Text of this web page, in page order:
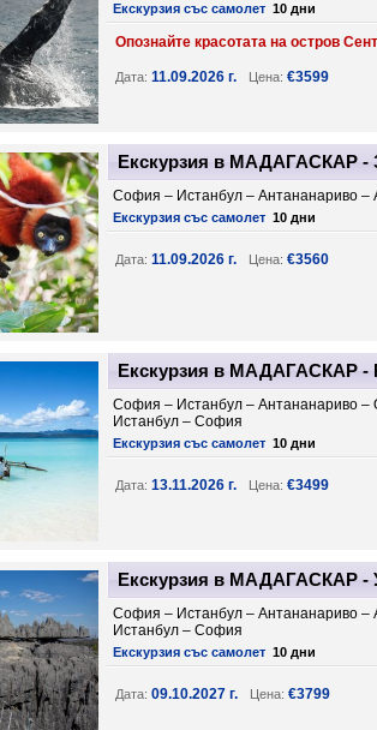
Екскурзия със самолет 10 дни
Опознайте красотата на остров Сент
Дата: 11.09.2026 г. Цена: €3599
Екскурзия в МАДАГАСКАР -
София – Истанбул – Антананариво
Екскурзия със самолет 10 дни
Дата: 11.09.2026 г. Цена: €3560
Екскурзия в МАДАГАСКАР -
София – Истанбул – Антананариво –
Истанбул – София
Екскурзия със самолет 10 дни
Дата: 13.11.2026 г. Цена: €3499
Екскурзия в МАДАГАСКАР -
София – Истанбул – Антананариво –
Истанбул – София
Екскурзия със самолет 10 дни
Дата: 09.10.2027 г. Цена: €3799